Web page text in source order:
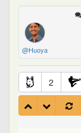
@Huoya
2